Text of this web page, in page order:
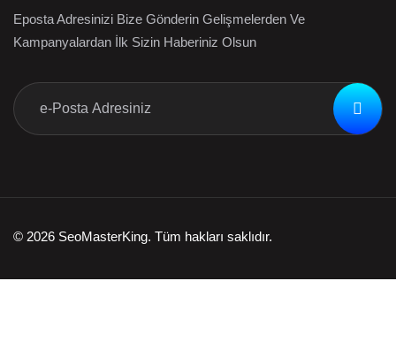
Eposta Adresinizi Bize Gönderin Gelişmelerden Ve
Kampanyalardan İlk Sizin Haberiniz Olsun
© 2026 SeoMasterKing. Tüm hakları saklıdır.